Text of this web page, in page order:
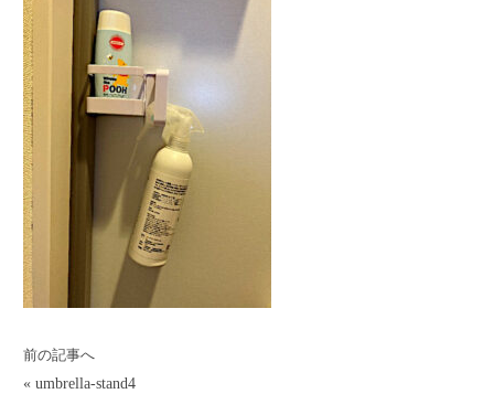
前の記事へ
« umbrella-stand4